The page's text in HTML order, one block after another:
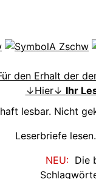
den Erhalt der
↓Hier↓ Ihr
lesbar. Nicht
Leserbriefe
NEU:Die